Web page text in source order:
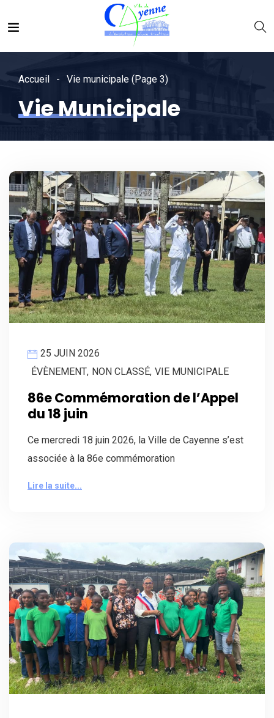
Accueil Vie municipale (Page 3)
Vie Municipale
25 JUIN 2026
ÉVÈNEMENT, NON CLASSÉ, VIE MUNICIPALE
86e Commémoration de l’Appel
du 18 juin
Ce mercredi 18 juin 2026, la Ville de Cayenne s’est
associée à la 86e commémoration
Lire la suite...